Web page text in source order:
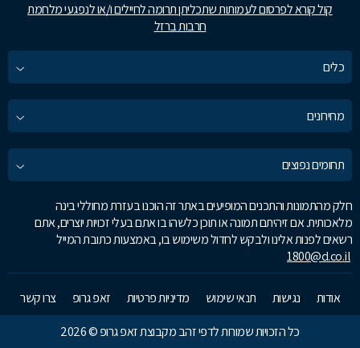
קול קורא לפרסום לעמותות שתכליתן תרומה לחיילים ו/או לנפגעי מלחמת
חרבות ברזל
כלים
מחירונים
תחומים נפוצים
חלק מהתמונות והתכנים המופיעים באתר זה הוכנו בעזרת מחוללי בינה
מלאכותית. אם זיהיתם תמונה או תוכן כלשהו בו אתם בעלי זכויות יוצרים, אתם
רשאים לפנות אלינו ולבקש לחדול משימוש בו, באמצעות כתובת המייל
1800@d.co.il
אודות נגישות תנאי שימוש מדיניות פרטיות זאפ גרופ
צרו קשר
כל הזכויות שמורות לדפי זהב מקבוצת זאפ גרופ © 2026